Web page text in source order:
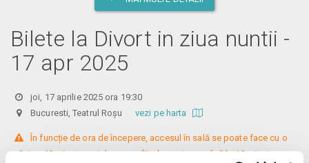
Bilete la Divort in ziua nuntii -
17 apr 2025
joi, 17 aprilie 2025 ora 19:30
Bucuresti, Teatrul Roșu vezi pe harta
În funcție de ora de începere, accesul în sală se poate face cu o
oră / cu 40 minute mai devreme, fiind permis cu până la 10 minute